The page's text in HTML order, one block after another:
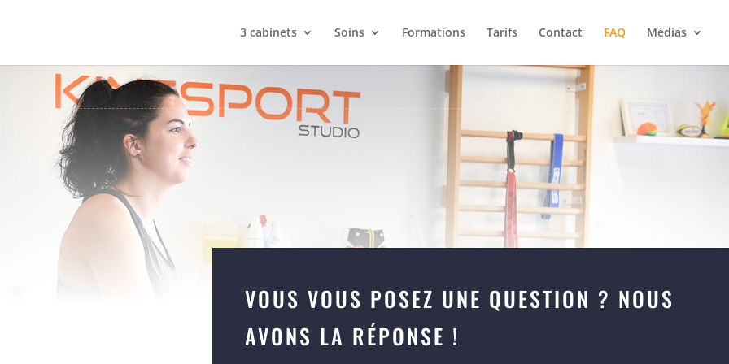
3 cabinets Soins Formations Tarifs Contact FAQ Médias
VOUS VOUS POSEZ UNE QUESTION ? NOUS
AVONS LA RÉPONSE !